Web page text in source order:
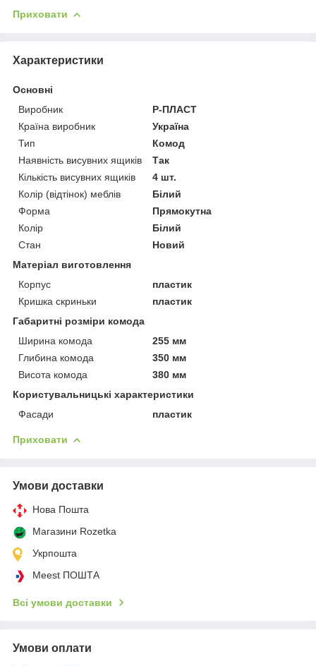
Приховати
Характеристики
Основні
Виробник
Р-ПЛАСТ
Країна виробник
Україна
Тип
Комод
Наявність висувних ящиків
Так
Кількість висувних ящиків
4 шт.
Колір (відтінок) меблів
Білий
Форма
Прямокутна
Колір
Білий
Стан
Новий
Матеріал виготовлення
Корпус
пластик
Кришка скриньки
пластик
Габаритні розміри комода
Ширина комода
255 мм
Глибина комода
350 мм
Висота комода
380 мм
Користувальницькі характеристики
Фасади
пластик
Приховати
Умови доставки
Нова Пошта
Магазини Rozetka
Укрпошта
Meest ПОШТА
Всі умови доставки
Умови оплати